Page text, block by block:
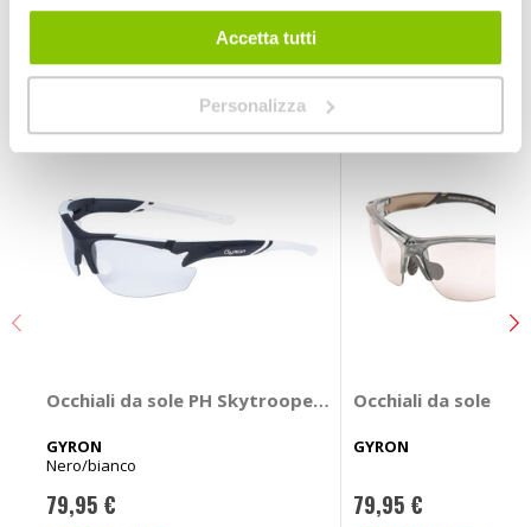
Accetta tutti
Personalizza
POTREBBERO INTERESSARTI
Occhiali da sole PH Skytrooper - GYRON
GYRON
Nero/bianco
79,95 €
Occhiali da sole PH
GYRON
79,95 €